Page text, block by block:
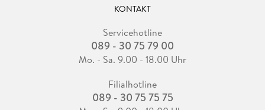
KONTAKT
Servicehotline
089 - 30 75 79 00
Mo. - Sa. 9.00 - 18.00 Uhr
Filialhotline
089 - 30 75 75 75